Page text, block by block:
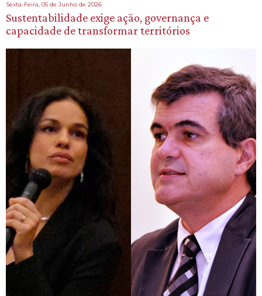
Sexta-Feira, 05 de Junho de 2026
Sustentabilidade exige ação, governança e
capacidade de transformar territórios